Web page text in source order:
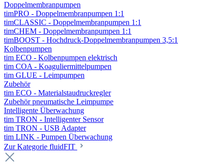
Doppelmembranpumpen
timPRO - Doppelmembranpumpen 1:1
timCLASSIC - Doppelmembranpumpen 1:1
timCHEM - Doppelmembranpumpen 1:1
timBOOST - Hochdruck-Doppelmembranpumpen 3,5:1
Kolbenpumpen
tim ECO - Kolbenpumpen elektrisch
tim COA - Koaguliermittelpumpen
tim GLUE - Leimpumpen
Zubehör
tim ECO - Materialstaudruckregler
Zubehör pneumatische Leimpumpe
Intelligente Überwachung
tim TRON - Intelligenter Sensor
tim TRON - USB Adapter
tim LINK - Pumpen Überwachung
Zur Kategorie fluidFIT